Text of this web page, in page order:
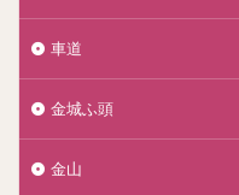
車道
金城ふ頭
金山